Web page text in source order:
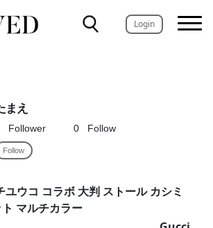
Login
まえ
Follower 0 Follow
Follow
ユウコ コラボ 大判 ストール カシミ
マルチカラー